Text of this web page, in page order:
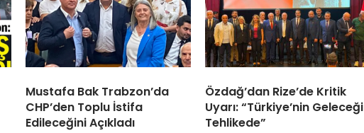
Mustafa Bak Trabzon’da
CHP’den Toplu İstifa
Edileceğini Açıkladı
Özdağ’dan Rize’de Kritik
Uyarı: “Türkiye’nin Geleceği
Tehlikede”